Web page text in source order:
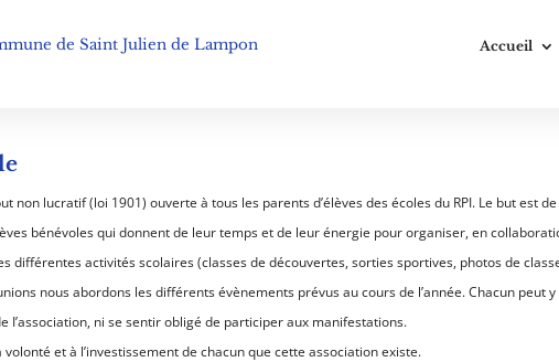
de Saint Julien de Lampon Accueil
non lucratif (loi 1901) ouverte à tous les parents d’élèves des écoles du RPI. Le but est
bénévoles qui donnent de leur temps et de leur énergie pour organiser, en
différentes activités scolaires (classes de découvertes, sorties sportives, photos de
nous abordons les différents évènements prévus au cours de l’année. Chacun
I’association, ni se sentir obligé de participer aux manifestations.
volonté et à l’investissement de chacun que cette association existe.